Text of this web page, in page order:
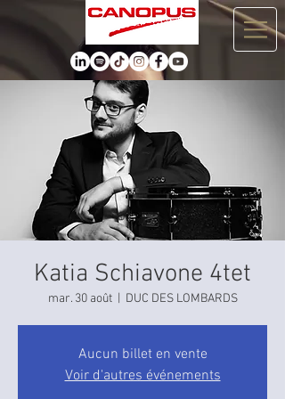
Katia Schiavone 4tet
mar. 30 août
  |
DUC DES LOMBARDS
Aucun billet en vente
Voir d'autres événements